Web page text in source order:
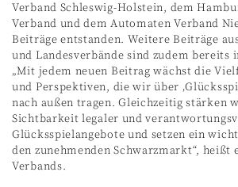
Verband Schleswig-Holstein, dem
Verband und dem Automaten Verband
Beiträge entstanden. Weitere Beiträge
und Landesverbände sind zudem bereits
„Mit jedem neuen Beitrag wächst die
und Perspektiven, die wir über
nach außen tragen. Gleichzeitig stärken
Sichtbarkeit legaler und
Glücksspielangebote und setzen ein
den zunehmenden Schwarzmarkt“, heißt
Verbands.